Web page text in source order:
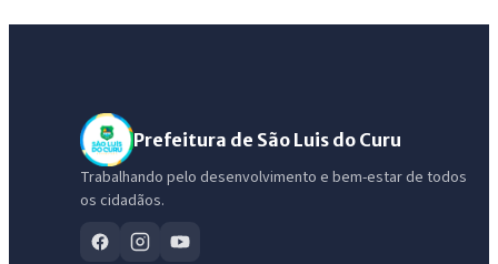
Prefeitura de São Luis do Curu
Trabalhando pelo desenvolvimento e bem-estar de todos
os cidadãos.